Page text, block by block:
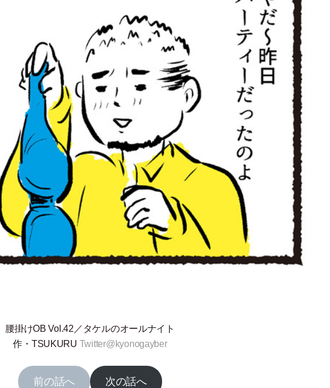
腰掛けOB Vol.42／タケルのオールナイト
作 ・ TSUKURU Twitter@kyonogayber
前の話へ 次の話へ